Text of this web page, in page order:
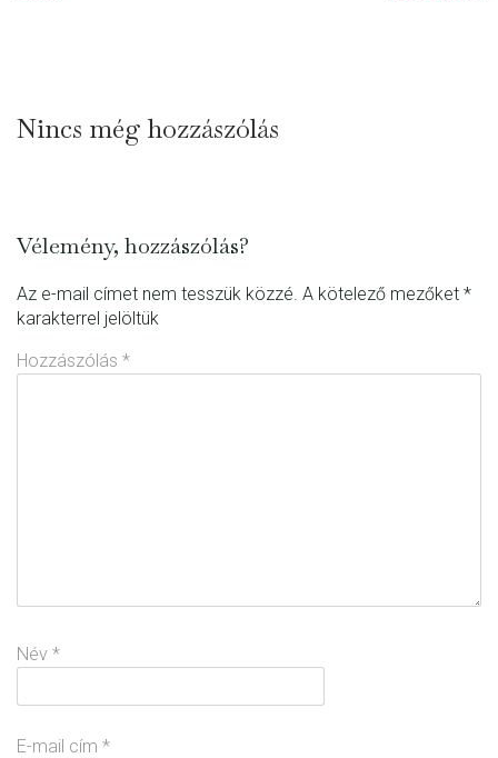
Nincs még hozzászólás
Vélemény, hozzászólás?
Az e-mail címet nem tesszük közzé. A kötelező mezőket *
karakterrel jelöltük
Hozzászólás *
Név *
E-mail cím *